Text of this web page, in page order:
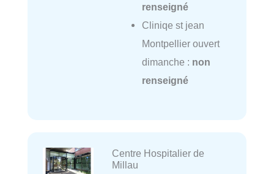
renseigné
Cliniqe st jean
Montpellier ouvert
dimanche : non
renseigné
Centre Hospitalier de
Millau